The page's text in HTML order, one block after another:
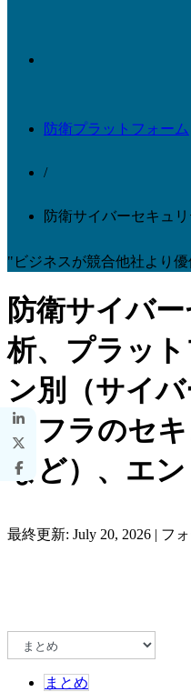
防衛プラットフォーム
/
防衛サイバーセキュ
"ビジネスが競合他社より
防衛サイバ
析、プラッ
ン別（サイ
ンフラのセ
など）、エ
最終更新: July 20, 2026 | フ
まとめ